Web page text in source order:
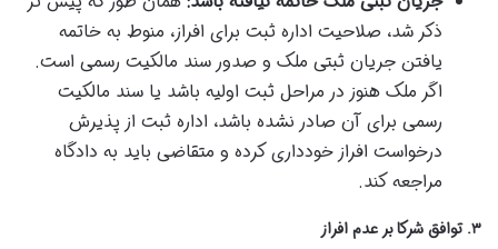
ذکر شد، صلاحیت اداره ثبت برای افراز، منوط به خاتمه
یافتن جریان ثبتی ملک و صدور سند مالکیت رسمی است.
اگر ملک هنوز در مراحل ثبت اولیه باشد یا سند مالکیت
رسمی برای آن صادر نشده باشد، اداره ثبت از پذیرش
درخواست افراز خودداری کرده و متقاضی باید به دادگاه
مراجعه کند.
۳. توافق شرکا بر عدم افراز